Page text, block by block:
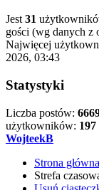
Jest 31
gości (wg danych z
Najwięcej
2026, 03:43
Statystyki
Liczba postów:
użytkowników: 197
WojteekB
Strona główna
Strefa